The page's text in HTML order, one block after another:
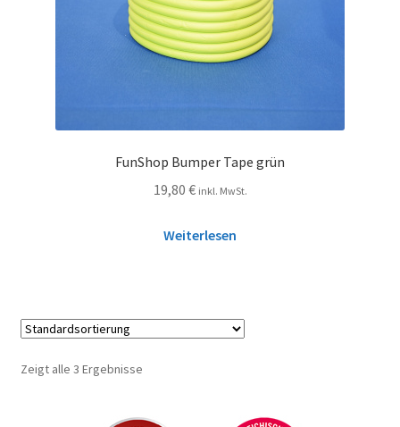
FunShop Bumper Tape grün
19,80 € inkl. MwSt.
Weiterlesen
Zeigt alle 3 Ergebnisse